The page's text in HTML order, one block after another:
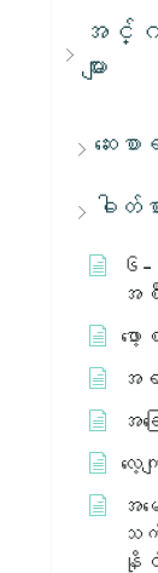
အင်္
များ
ဆေးစ
ဓါတ်စ
၆-
အ
ဖ
အ
အ
လေ့က
အ
သက်
နိုင်